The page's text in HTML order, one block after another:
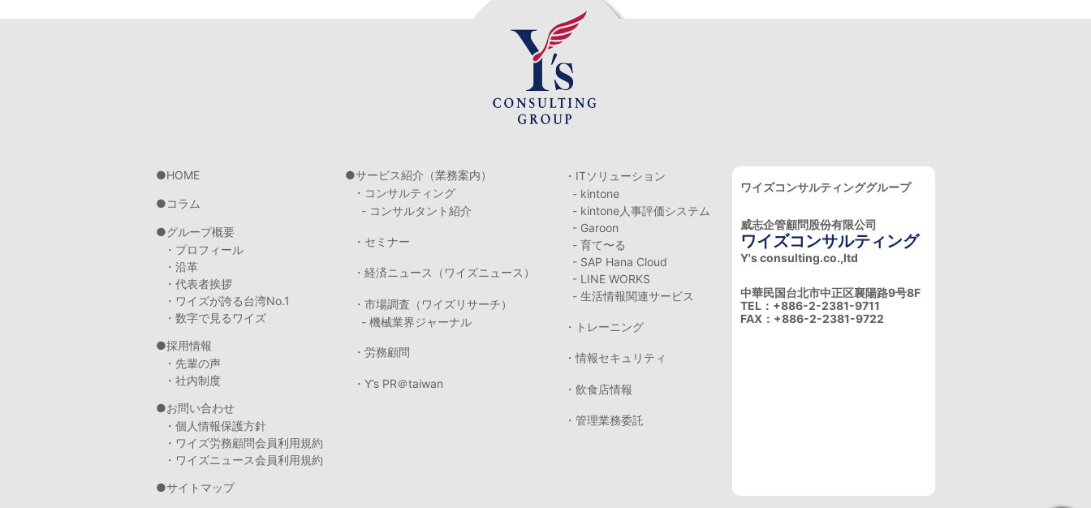
HOME
コラム
グループ概要
・プロフィール
・沿革
・代表者挨拶
・ワイズが誇る台湾No.1
・数字で見るワイズ
採用情報
・先輩の声
・社内制度
お問い合わせ
・個人情報保護方針
・ワイズ労務顧問会員利用規約
・ワイズニュース会員利用規約
サイトマップ
サービス紹介（業務案内）
・コンサルティング
- コンサルタント紹介
・セミナー
・経済ニュース（ワイズニュース）
・市場調査（ワイズリサーチ）
- 機械業界ジャーナル
・労務顧問
・Y’s PR＠taiwan
・ITソリューション
- kintone
- kintone人事評価システム
- Garoon
- 育て〜る
- SAP Hana Cloud
- LINE WORKS
- 生活情報関連サービス
・トレーニング
・情報セキュリティ
・飲食店情報
・管理業務委託
ワイズコンサルティンググループ
威志企管顧問股份有限公司
ワイズコンサルティング
Y's consulting.co.,ltd
中華民国台北市中正区襄陽路9号8F
TEL：+886-2-2381-9711
FAX：+886-2-2381-9722